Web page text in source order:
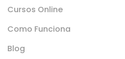
Cursos Online
Como Funciona
Blog